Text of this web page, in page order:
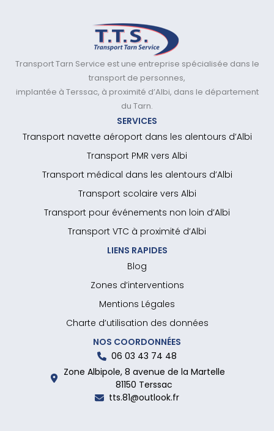
Transport Tarn Service est une entreprise spécialisée dans le
transport de personnes,
implantée à Terssac, à proximité d’Albi, dans le département
du Tarn.
SERVICES
Transport navette aéroport dans les alentours d’Albi
Transport PMR vers Albi
Transport médical dans les alentours d’Albi
Transport scolaire vers Albi
Transport pour événements non loin d’Albi
Transport VTC à proximité d’Albi
LIENS RAPIDES
Blog
Zones d’interventions
Mentions Légales
Charte d’utilisation des données
NOS COORDONNÉES
06 03 43 74 48
Zone Albipole, 8 avenue de la Martelle
81150 Terssac
tts.81@outlook.fr